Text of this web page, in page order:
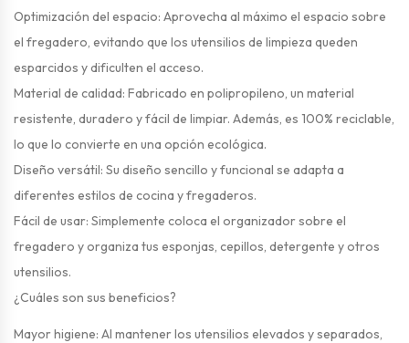
Optimización del espacio: Aprovecha al máximo el espacio sobre
el fregadero, evitando que los utensilios de limpieza queden
esparcidos y dificulten el acceso.
Material de calidad: Fabricado en polipropileno, un material
resistente, duradero y fácil de limpiar. Además, es 100% reciclable,
lo que lo convierte en una opción ecológica.
Diseño versátil: Su diseño sencillo y funcional se adapta a
diferentes estilos de cocina y fregaderos.
Fácil de usar: Simplemente coloca el organizador sobre el
fregadero y organiza tus esponjas, cepillos, detergente y otros
utensilios.
¿Cuáles son sus beneficios?
Mayor higiene: Al mantener los utensilios elevados y separados,